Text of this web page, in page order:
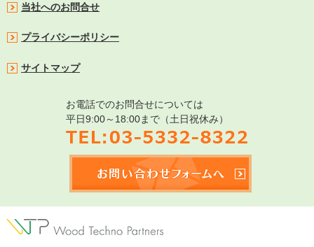
当社へのお問合せ
プライバシーポリシー
サイトマップ
お電話でのお問合せについては
平日9:00～18:00まで（土日祝休み）